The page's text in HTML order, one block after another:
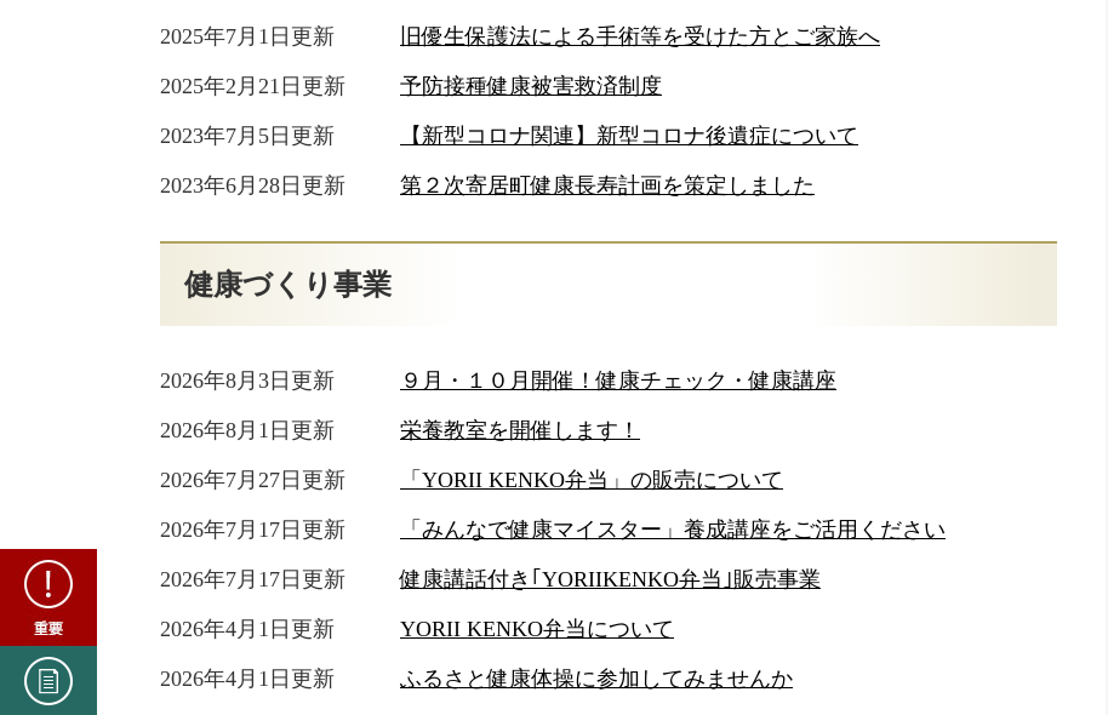
2025年7月1日更新 旧優生保護法による手術等を受けた方とご家族へ
2025年2月21日更新 予防接種健康被害救済制度
2023年7月5日更新 【新型コロナ関連】新型コロナ後遺症について
2023年6月28日更新 第２次寄居町健康長寿計画を策定しました
健康づくり事業
2026年8月3日更新 ９月・１０月開催！健康チェック・健康講座
2026年8月1日更新 栄養教室を開催します！
2026年7月27日更新 「YORII KENKO弁当」の販売について
2026年7月17日更新 「みんなで健康マイスター」養成講座をご活用ください
2026年7月17日更新 ​健康講話付き｢YORIIKENKO弁当｣販売事業
2026年4月1日更新 YORII KENKO弁当について
2026年4月1日更新 ふるさと健康体操に参加してみませんか